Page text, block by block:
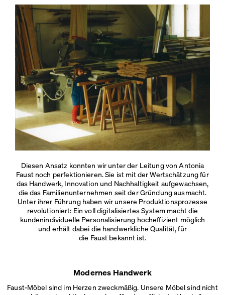
Diesen Ansatz konnten wir unter der Leitung von Antonia
Faust noch perfektionieren. Sie ist mit der Wertschätzung für
das Handwerk, Innovation und Nachhaltigkeit aufgewachsen,
die das Familienunternehmen seit der Gründung ausmacht.
Unter ihrer Führung haben wir unsere Produktionsprozesse
revolutioniert: Ein voll digitalisiertes System macht die
kundenindividuelle Personalisierung hocheffizient möglich
und erhält dabei die handwerkliche Qualität, für
die Faust bekannt ist.
Modernes Handwerk
Faust-Möbel sind im Herzen zweckmäßig. Unsere Möbel sind nicht